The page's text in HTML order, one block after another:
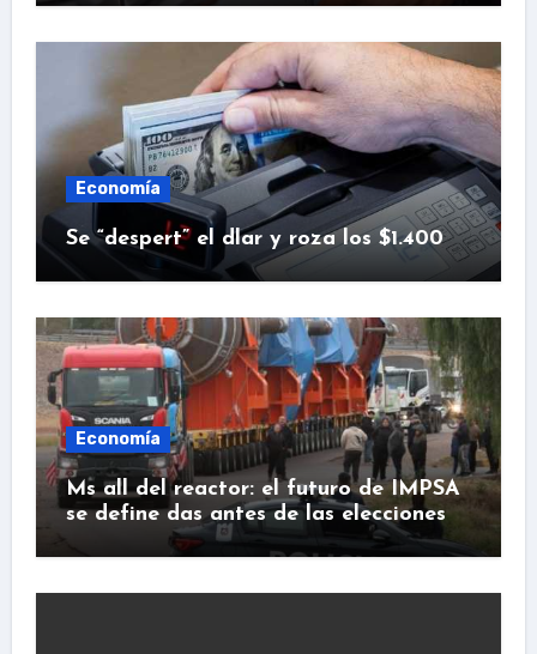
Economía
Se “despert” el dlar y roza los $1.400
Economía
Ms all del reactor: el futuro de IMPSA
se define das antes de las elecciones